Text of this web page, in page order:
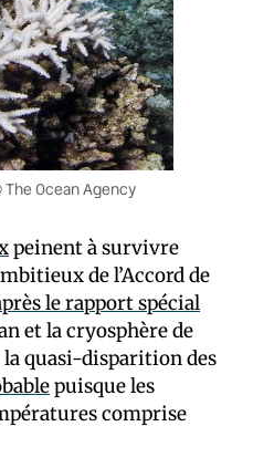
Ocean Agency
peinent à survivre
de l’Accord de
le rapport spécial
et la cryosphère de
la quasi-disparition des
puisque les
comprise